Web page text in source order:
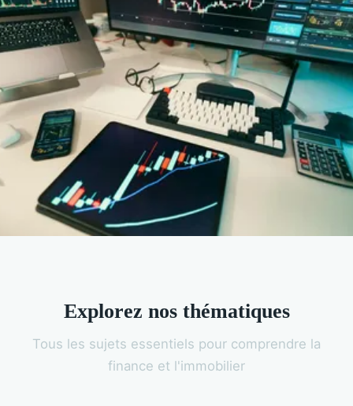
Explorez nos thématiques
Tous les sujets essentiels pour comprendre la
finance et l'immobilier